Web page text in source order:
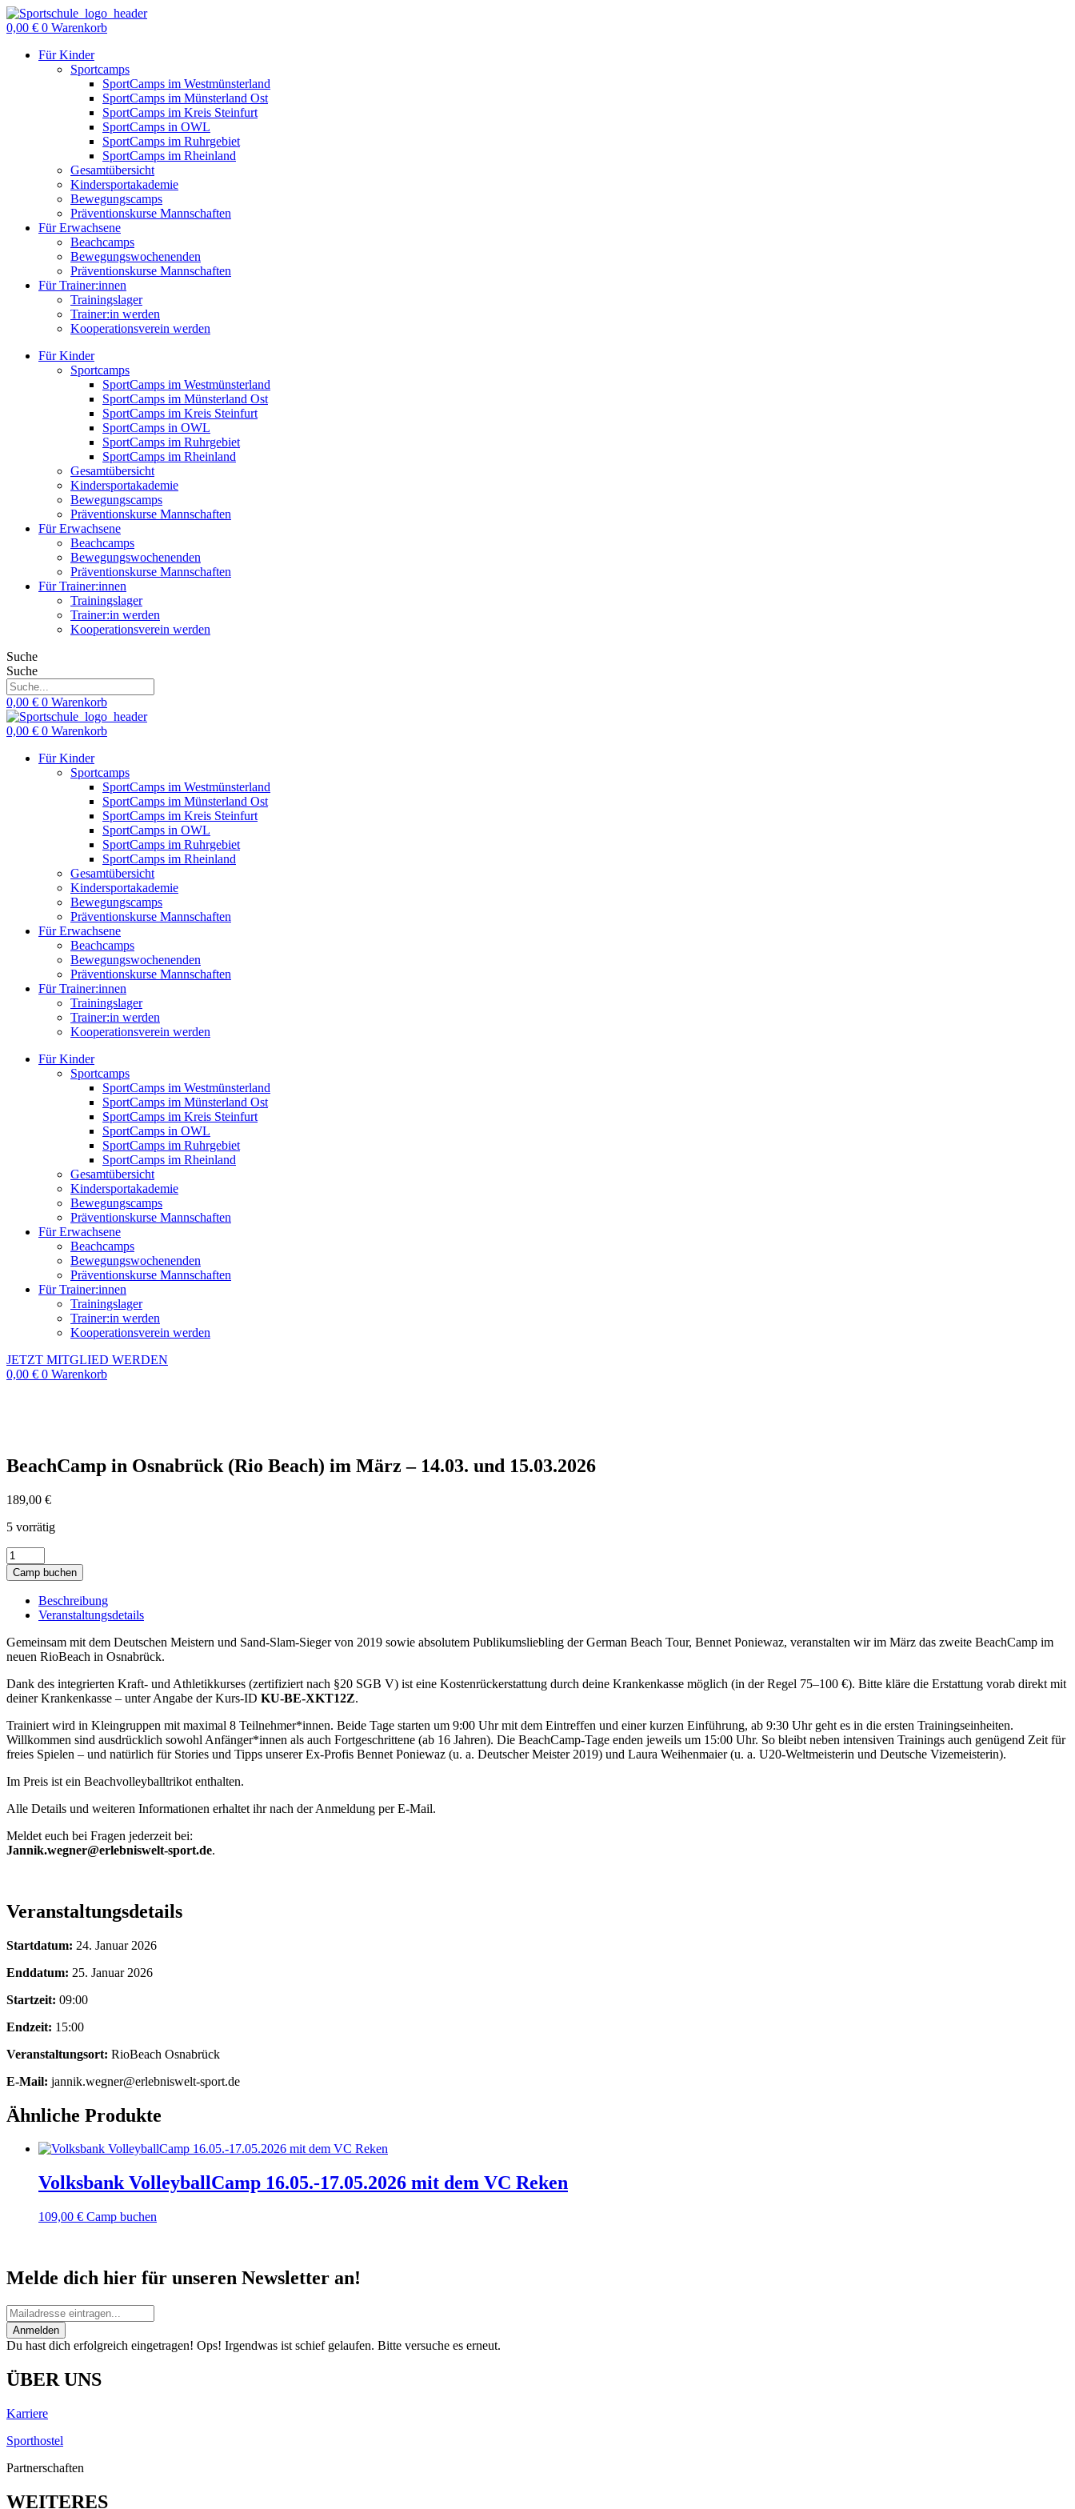
Zum
Inhalt
0,00 € 0 Warenkorb
Für Kinder
Sportcamps
SportCamps im Westmünsterland
SportCamps im Münsterland Ost
SportCamps im Kreis Steinfurt
SportCamps in OWL
SportCamps im Ruhrgebiet
SportCamps im Rheinland
Gesamtübersicht
Kindersportakademie
Bewegungscamps
Präventionskurse Mannschaften
Für Erwachsene
Beachcamps
Bewegungswochenenden
Präventionskurse Mannschaften
Für Trainer:innen
Trainingslager
Trainer:in werden
Kooperationsverein werden
Für Kinder
Sportcamps
SportCamps im Westmünsterland
SportCamps im Münsterland Ost
SportCamps im Kreis Steinfurt
SportCamps in OWL
SportCamps im Ruhrgebiet
SportCamps im Rheinland
Gesamtübersicht
Kindersportakademie
Bewegungscamps
Präventionskurse Mannschaften
Für Erwachsene
Beachcamps
Bewegungswochenenden
Präventionskurse Mannschaften
Für Trainer:innen
Trainingslager
Trainer:in werden
Kooperationsverein werden
Suche
Suche
0,00 € 0 Warenkorb
0,00 € 0 Warenkorb
Für Kinder
Sportcamps
SportCamps im Westmünsterland
SportCamps im Münsterland Ost
SportCamps im Kreis Steinfurt
SportCamps in OWL
SportCamps im Ruhrgebiet
SportCamps im Rheinland
Gesamtübersicht
Kindersportakademie
Bewegungscamps
Präventionskurse Mannschaften
Für Erwachsene
Beachcamps
Bewegungswochenenden
Präventionskurse Mannschaften
Für Trainer:innen
Trainingslager
Trainer:in werden
Kooperationsverein werden
Für Kinder
Sportcamps
SportCamps im Westmünsterland
SportCamps im Münsterland Ost
SportCamps im Kreis Steinfurt
SportCamps in OWL
SportCamps im Ruhrgebiet
SportCamps im Rheinland
Gesamtübersicht
Kindersportakademie
Bewegungscamps
Präventionskurse Mannschaften
Für Erwachsene
Beachcamps
Bewegungswochenenden
Präventionskurse Mannschaften
Für Trainer:innen
Trainingslager
Trainer:in werden
Kooperationsverein werden
JETZT MITGLIED WERDEN
0,00 € 0 Warenkorb
BeachCamp in Osnabrück (Rio Beach) im März – 14.03. und 15.03.2026
189,00 €
5 vorrätig
BeachCamp
in
Osnabrück
(Rio
Beach)
März
-
und
15.03.2026
Camp buchen
Beschreibung
Veranstaltungsdetails
Gemeinsam mit dem Deutschen Meistern und Sand-Slam-Sieger von 2019 sowie absolutem Publikumsliebling der German Beach Tour, Bennet Poniewaz, veranstalten wir im März das zweite BeachCamp im
neuen RioBeach in Osnabrück.
Dank des integrierten Kraft- und Athletikkurses (zertifiziert nach §20 SGB V) ist eine Kostenrückerstattung durch deine Krankenkasse möglich (in der Regel 75–100 €). Bitte kläre die Erstattung vorab direkt mit
deiner Krankenkasse – unter Angabe der Kurs-ID KU-BE-XKT12Z.
Trainiert wird in Kleingruppen mit maximal 8 Teilnehmer*innen. Beide Tage starten um 9:00 Uhr mit dem Eintreffen und einer kurzen Einführung, ab 9:30 Uhr geht es in die ersten Trainingseinheiten.
Willkommen sind ausdrücklich sowohl Anfänger*innen als auch Fortgeschrittene (ab 16 Jahren). Die BeachCamp-Tage enden jeweils um 15:00 Uhr. So bleibt neben intensiven Trainings auch genügend Zeit für
freies Spielen – und natürlich für Stories und Tipps unserer Ex-Profis Bennet Poniewaz (u. a. Deutscher Meister 2019) und Laura Weihenmaier (u. a. U20-Weltmeisterin und Deutsche Vizemeisterin).
Im Preis ist ein Beachvolleyballtrikot enthalten.
Alle Details und weiteren Informationen erhaltet ihr nach der Anmeldung per E-Mail.
Meldet euch bei Fragen jederzeit bei:
Jannik.wegner@erlebniswelt-sport.de.
Veranstaltungsdetails
Startdatum: 24. Januar 2026
Enddatum: 25. Januar 2026
Startzeit: 09:00
Endzeit: 15:00
Veranstaltungsort: RioBeach Osnabrück
E-Mail: jannik.wegner@erlebniswelt-sport.de
Ähnliche Produkte
Volksbank VolleyballCamp 16.05.-17.05.2026 mit dem VC Reken
109,00 € Camp buchen
Melde dich hier für unseren Newsletter an!
Anmelden
Du hast dich erfolgreich eingetragen! Ops! Irgendwas ist schief gelaufen. Bitte versuche es erneut.
ÜBER UNS
Karriere
Sporthostel
Partnerschaften
WEITERES